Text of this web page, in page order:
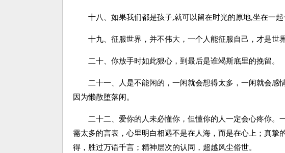
十八、如果我们都是孩子,就可以留在时光的原地,坐在一起
十九、征服世界，并不伟大，一个人能征服自己，才是世界
二十、你放手时如此狠心，到最后是谁竭斯底里的挽留。
二十一、人是不能闲的，一闲就会想得太多，一闲就会感
因为懒散堕落闲。
二十二、爱你的人未必懂你，但懂你的人一定会心疼你。
需太多的言表，心里明白相遇不是在人海，而是在心上；真挚
得，胜过万语千言；精神层次的认同，超越风尘俗世。